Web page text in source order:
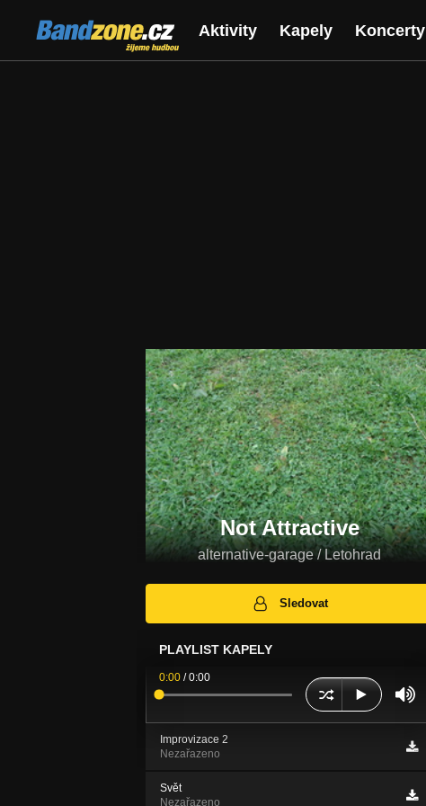
Bandzone.cz
žijeme hudbou
Aktivity Kapely Koncerty
Not Attractive
alternative-garage / Letohrad
Sledovat
PLAYLIST KAPELY
0:00 /0:00
Improvizace 2
Nezařazeno
Svět
Nezařazeno